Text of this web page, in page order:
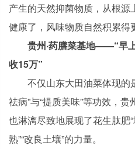
产生的天然抑菌物质，从根
健康了，风味物质自然积累得
贵州·药膳菜基地——“早
收15万”
不仅山东大田油菜体现的
祛病”与“提质美味”等功效，
也淋漓尽致地展现了花生肽肥“
熟”“改良土壤”的力量。